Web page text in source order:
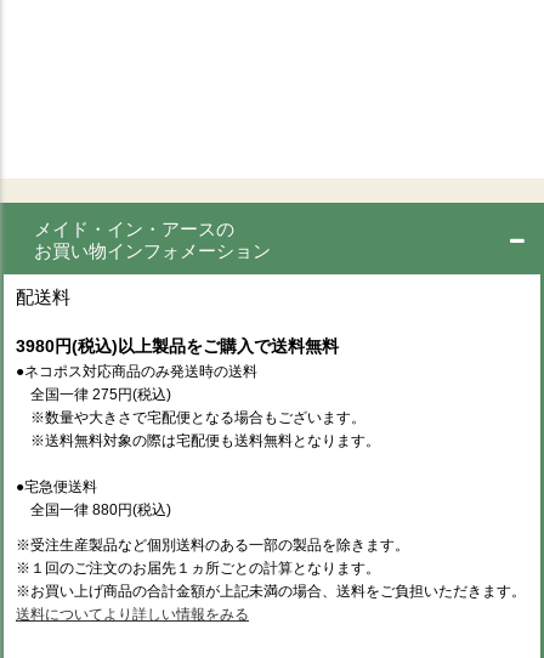
メイド・イン・アースの
お買い物インフォメーション
配送料
3980円(税込)以上製品をご購入で送料無料
●ネコポス対応商品のみ発送時の送料
全国一律 275円(税込)
※数量や大きさで宅配便となる場合もございます。
※送料無料対象の際は宅配便も送料無料となります。
●宅急便送料
全国一律 880円(税込)
※受注生産製品など個別送料のある一部の製品を除きます。
※１回のご注文のお届先１ヵ所ごとの計算となります。
※お買い上げ商品の合計金額が上記未満の場合、送料をご負担いただきます。
送料についてより詳しい情報をみる